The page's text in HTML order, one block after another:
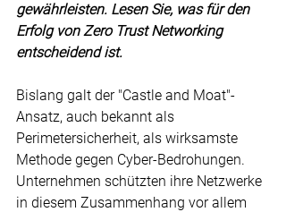
gewährleisten. Lesen Sie, was für den
Erfolg von Zero Trust Networking
entscheidend ist.
Bislang galt der "Castle and Moat"-
Ansatz, auch bekannt als
Perimetersicherheit, als wirksamste
Methode gegen Cyber-Bedrohungen.
Unternehmen schützten ihre Netzwerke
in diesem Zusammenhang vor allem